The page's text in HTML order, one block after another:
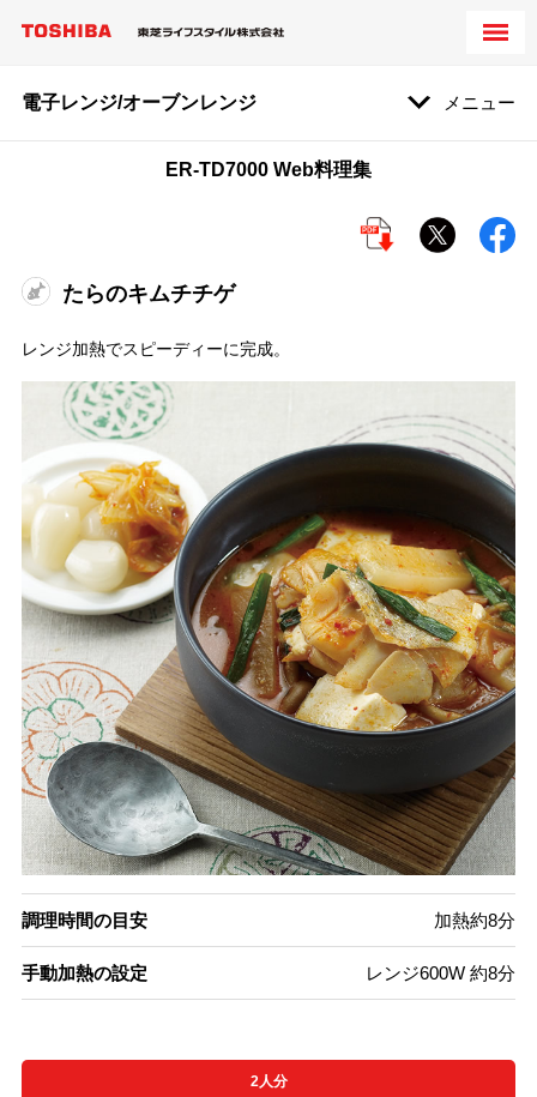
電子レンジ/オーブンレンジ メニュー
ER-TD7000 Web料理集
たらのキムチチゲ
レンジ加熱でスピーディーに完成。
調理時間の目安 加熱約8分
手動加熱の設定 レンジ600W 約8分
2人分